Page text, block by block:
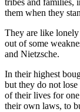
tribes and families,
them when they
They are like
out of some
and Nietzsche.
In their highest
but they do not
of their lives for
their own laws, to